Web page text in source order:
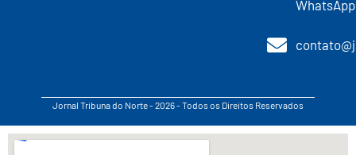
WhatsApp
Jornal Tribuna do Norte - 2026 - Todos os Direitos Reservados